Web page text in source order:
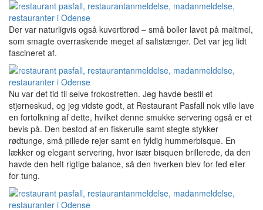
Der var naturligvis også kuvertbrød – små boller lavet på maltmel,
som smagte overraskende meget af saltstænger. Det var jeg lidt
fascineret af.
Nu var det tid til selve frokostretten. Jeg havde bestil et
stjerneskud, og jeg vidste godt, at Restaurant Pasfall nok ville lave
en fortolkning af dette, hvilket denne smukke servering også er et
bevis på. Den bestod af en fiskerulle samt stegte stykker
rødtunge, små pillede rejer samt en fyldig hummerbisque. En
lækker og elegant servering, hvor især bisquen brillerede, da den
havde den helt rigtige balance, så den hverken blev for fed eller
for tung.